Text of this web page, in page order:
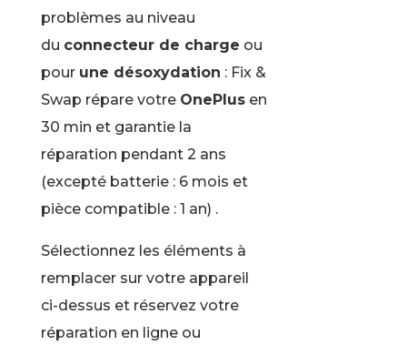
problèmes au niveau
du connecteur de charge ou
pour une désoxydation : Fix &
Swap répare votre OnePlusen
30 min et garantie la
réparation pendant 2 ans
(excepté batterie : 6 mois et
pièce compatible : 1 an) .
Sélectionnez les éléments à
remplacer sur votre appareil
ci-dessus et réservez votre
réparation en ligne ou